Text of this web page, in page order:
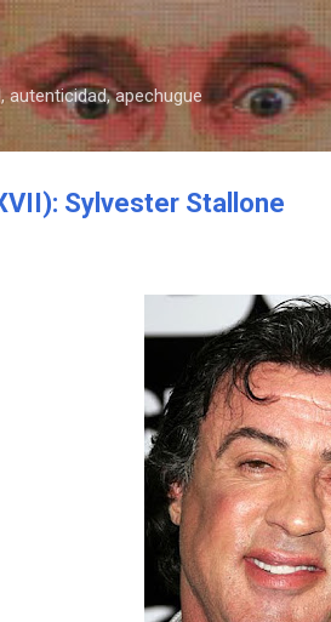
Ir al contenido
autenticidad, apechugue
Sylvester Stallone